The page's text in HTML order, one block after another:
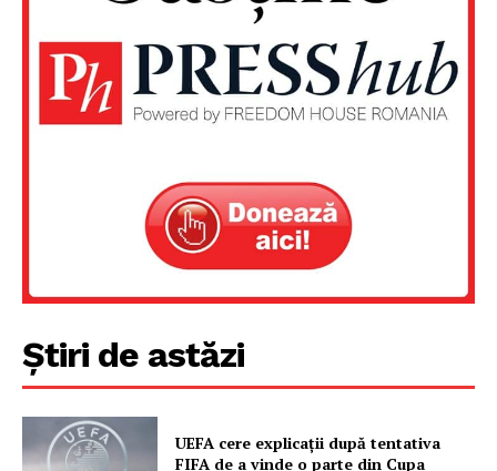
FREEDOM HOUSE ROMÂNIA
PRESShub
Știri de astăzi
UEFA cere explicații după tentativa
FIFA de a vinde o parte din Cupa